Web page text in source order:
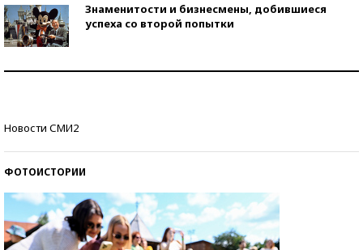
Знаменитости и бизнесмены, добившиеся
успеха со второй попытки
Новости СМИ2
ФОТОИСТОРИИ